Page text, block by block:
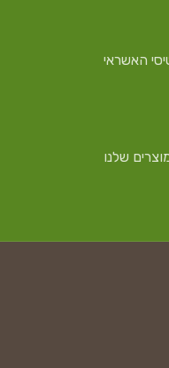
האשראי
שלנו